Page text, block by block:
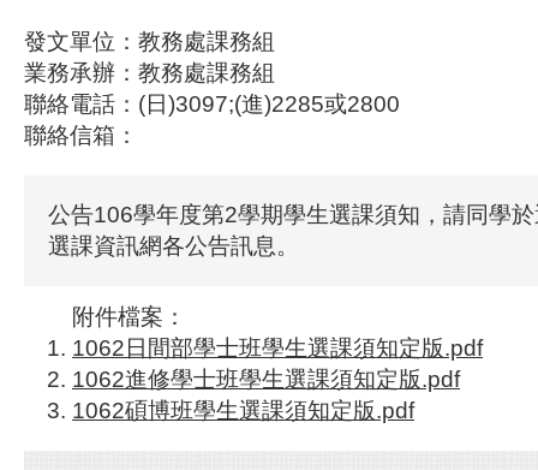
發文單位：教務處課務組
業務承辦：教務處課務組
聯絡電話：(日)3097;(進)2285或2800
聯絡信箱：
公告106學年度第2學期學生選課須知，請同學
選課資訊網各公告訊息。
附件檔案：
1062日間部學士班學生選課須知定版.pdf
1062進修學士班學生選課須知定版.pdf
1062碩博班學生選課須知定版.pdf